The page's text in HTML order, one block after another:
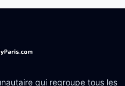
qui regroupe tous les